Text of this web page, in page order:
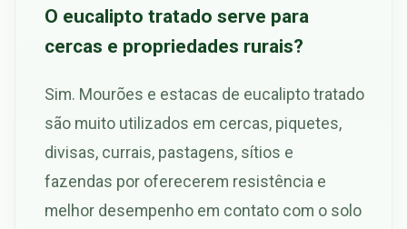
O eucalipto tratado serve para
cercas e propriedades rurais?
Sim. Mourões e estacas de eucalipto tratado
são muito utilizados em cercas, piquetes,
divisas, currais, pastagens, sítios e
fazendas por oferecerem resistência e
melhor desempenho em contato com o solo